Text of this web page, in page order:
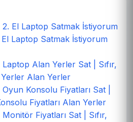
El Laptop Satmak İstiyorum
El Laptop Satmak İstiyorum
Alan Yerler Sat | Sıfır,
Alan Yerler
Konsolu Fiyatları Sat |
Fiyatları Alan Yerler
Fiyatları Sat | Sıfır,